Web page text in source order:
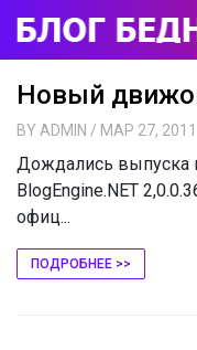
Новый
BY ADMIN / МАР 27, 2011
Дождалиcь выпуска
BlogEngine.NET
офиц...
ПОДРОБНЕЕ >>